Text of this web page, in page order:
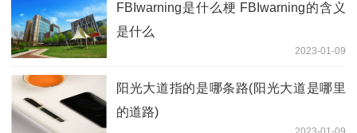
FBIwarning是什么梗 FBIwarning的含义
是什么
2023-01-09
阳光大道指的是哪条路(阳光大道是哪里
的道路)